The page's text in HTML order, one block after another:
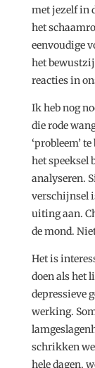
met jezelf in
het
eenvoudige
het
reacties in
Ik heb nog
die rode
‘probleem’
het speeksel
analyseren.
verschijnsel
uiting aan.
de mond.
Het is
doen als het
depressieve
werking.
schrikken
hele dagen,